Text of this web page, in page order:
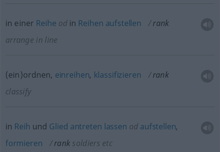
in einer Reihe odin Reihen aufstellen
rank
arrange in line
(ein)ordnen, einreihen, klassifizieren
rank
classify
in Reih und Glied antreten lassen od aufstellen,
formieren
rank soldiers etc